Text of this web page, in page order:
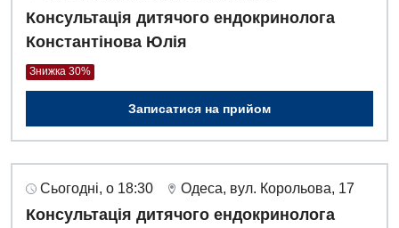
Консультація дитячого ендокринолога
Константінова Юлія
Знижка 30%
Записатися на прийом
Сьогодні, о 18:30 Одеса, вул. Корольова, 17
Консультація дитячого ендокринолога